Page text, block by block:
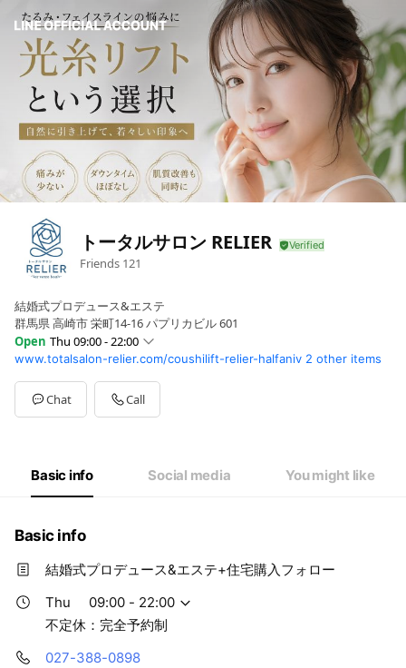
トータルサロン RELIER
Friends 121
結婚式プロデュース&エステ
群馬県 高崎市 栄町14-16 パプリカビル 601
Open Thu 09:00 - 22:00
Sun09:00 - 22:00
Mon09:00 - 22:00
Tue09:00 - 22:00
Wed09:00 - 22:00
09:00 - 22:00
不定休：完全予約制
www.totalsalon-relier.com/coushilift-relier-halfaniv 2 other items
Chat Call
Basic info Social media You might like
Basic info
結婚式プロデュース&エステ+住宅購入フォロー
Thu
09:00 - 22:00
不定休：完全予約制
027-388-0898